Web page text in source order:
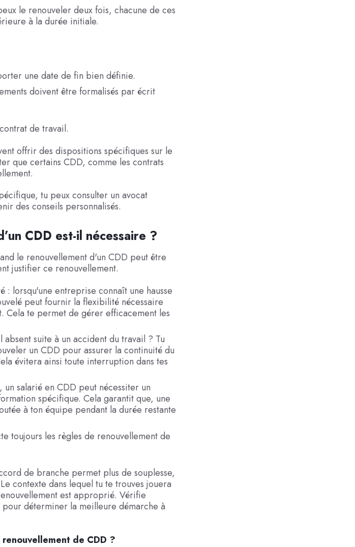
le renouveler deux fois, chacune de ces
à la durée initiale.
une date de fin bien définie.
doivent être formalisés par écrit
de travail.
offrir des dispositions spécifiques sur le
que certains CDD, comme les contrats
tu peux consulter un avocat
des conseils personnalisés.
CDD est-il nécessaire ?
le renouvellement d'un CDD peut être
justifier ce renouvellement.
lorsqu'une entreprise connaît une hausse
peut fournir la flexibilité nécessaire
Cela te permet de gérer efficacement les
suite à un accident du travail ? Tu
un CDD pour assurer la continuité du
évitera ainsi toute interruption dans tes
salarié en CDD peut nécessiter un
spécifique. Cela garantit que, une
à ton équipe pendant la durée restante
toujours les règles de renouvellement de
de branche permet plus de souplesse,
contexte dans lequel tu te trouves jouera
est approprié. Vérifie
déterminer la meilleure démarche à
de CDD ?